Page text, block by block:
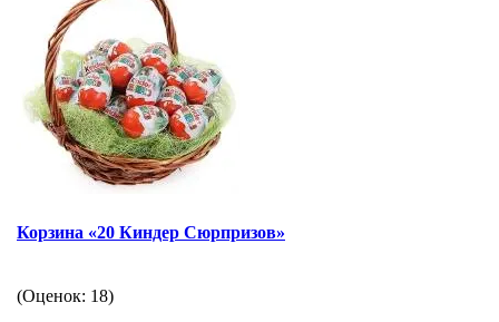
Корзина «20 Киндер Сюрпризов»
(Оценок: 18)